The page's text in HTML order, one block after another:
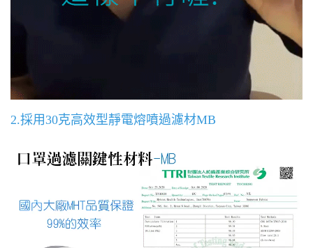
2.採用30克高效型靜電熔噴過濾材MB